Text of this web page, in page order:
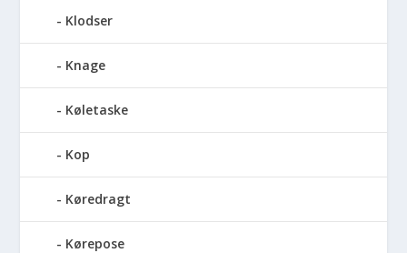
Klodser
Knage
Køletaske
Kop
Køredragt
Kørepose